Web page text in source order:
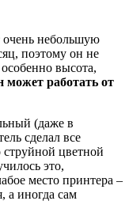
очень небольшую
поэтому он не
высота,
может работать от
(даже в
сделал все
цветной
это,
место принтера –
а иногда сам